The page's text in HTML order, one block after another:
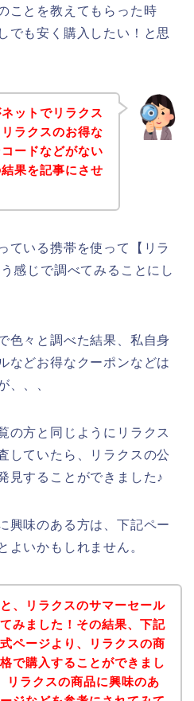
ことを教えてもらった時
でも安く購入したい！と思
ットでリラクス
ラクスのお得な
ードなどがない
果を記事にさせ
ている携帯を使って【リラ
感じで調べてみることにし
色々と調べた結果、私自身
などお得なクーポンなどは
、、、
の方と同じようにリラクス
していたら、リラクスの公
見することができました♪
興味のある方は、下記ペー
よいかもしれません。
、リラクスのサマーセール
みました！その結果、下記
ページより、リラクスの商
で購入することができまし
リラクスの商品に興味のあ